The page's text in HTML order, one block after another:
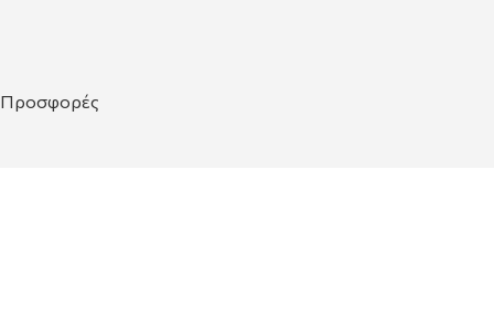
Προσφορές